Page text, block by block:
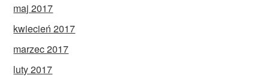
maj 2017
kwiecień 2017
marzec 2017
luty 2017